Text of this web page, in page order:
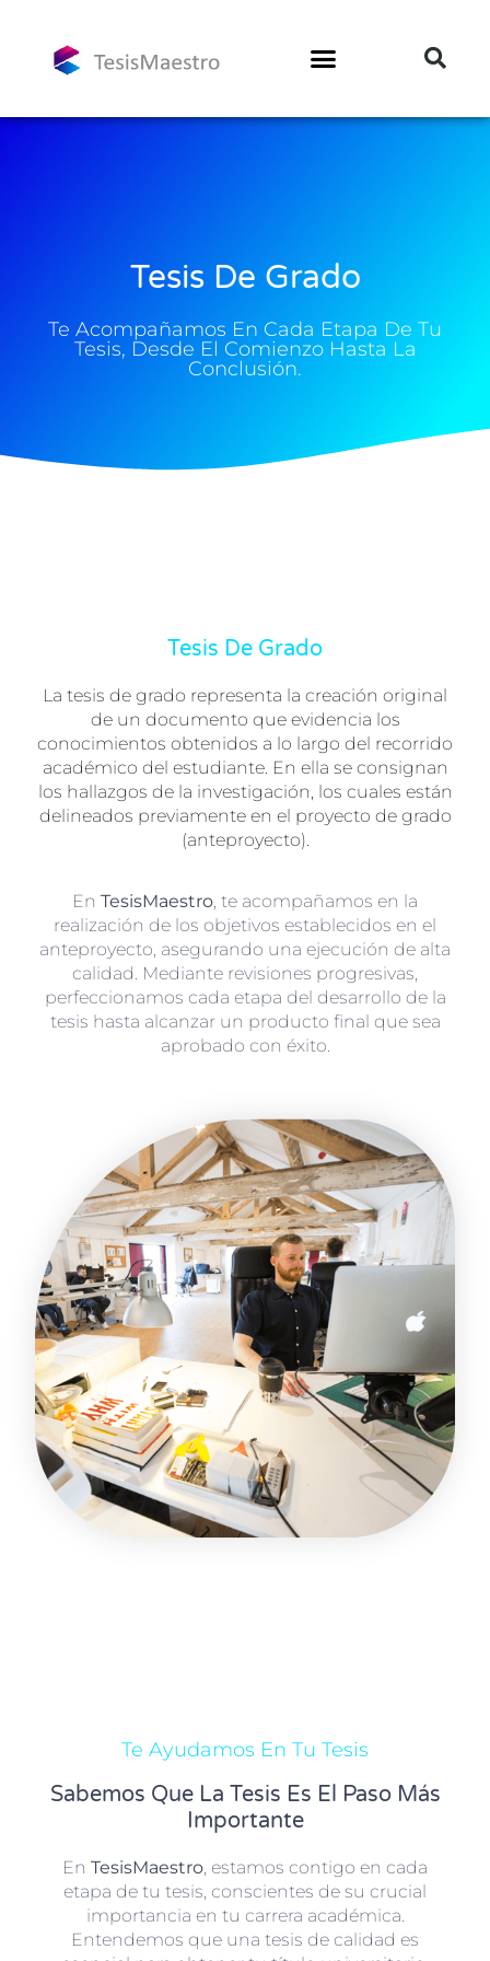
Tesis De Grado
Te Acompañamos En Cada Etapa De Tu
Tesis, Desde El Comienzo Hasta La
Conclusión.
Tesis De Grado
La tesis de grado representa la creación original
de un documento que evidencia los
conocimientos obtenidos a lo largo del recorrido
académico del estudiante. En ella se consignan
los hallazgos de la investigación, los cuales están
delineados previamente en el proyecto de grado
(anteproyecto).
En TesisMaestro, te acompañamos en la
realización de los objetivos establecidos en el
anteproyecto, asegurando una ejecución de alta
calidad. Mediante revisiones progresivas,
perfeccionamos cada etapa del desarrollo de la
tesis hasta alcanzar un producto final que sea
aprobado con éxito.
Te Ayudamos En Tu Tesis
Sabemos Que La Tesis Es El Paso Más
Importante
En TesisMaestro, estamos contigo en cada
etapa de tu tesis, conscientes de su crucial
importancia en tu carrera académica.
Entendemos que una tesis de calidad es